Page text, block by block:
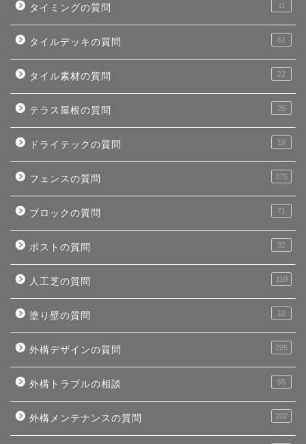
タイミングの質問 11
タイルデッキの質問 61
タイル素材の質問 22
テラス屋根の質問 25
ドライテックの質問 16
フェンスの質問 375
ブロックの質問 71
ポストの質問 32
人工芝の質問 110
塗り壁の質問 10
外構デザインの質問 295
外構トラブルの相談 55
外構メンテナンスの質問 202